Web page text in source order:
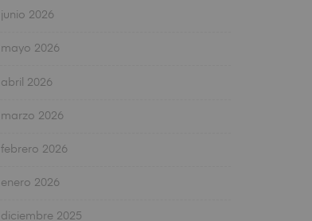
junio 2026
mayo 2026
abril 2026
marzo 2026
febrero 2026
enero 2026
diciembre 2025